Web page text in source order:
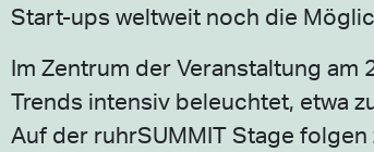
Start-ups weltweit noch die
Im Zentrum der Veranstaltung am
Trends intensiv beleuchtet, etwa
Auf der ruhrSUMMIT Stage